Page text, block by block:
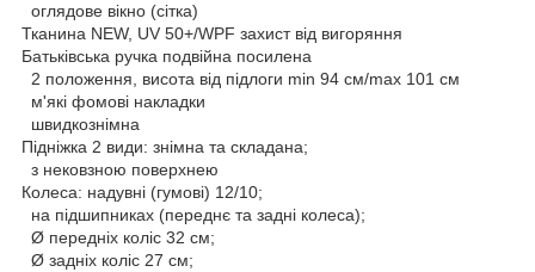
оглядове вікно (сітка)
Тканина NEW, UV 50+/WPF захист від вигоряння
Батьківська ручка подвійна посилена
2 положення, висота від підлоги min 94 см/max 101 см
м'які фомові накладки
швидкознімна
Підніжка 2 види: знімна та складана;
з нековзною поверхнею
Колеса: надувні (гумові) 12/10;
на підшипниках (переднє та задні колеса);
Ø передніх коліс 32 см;
Ø задніх коліс 27 см;